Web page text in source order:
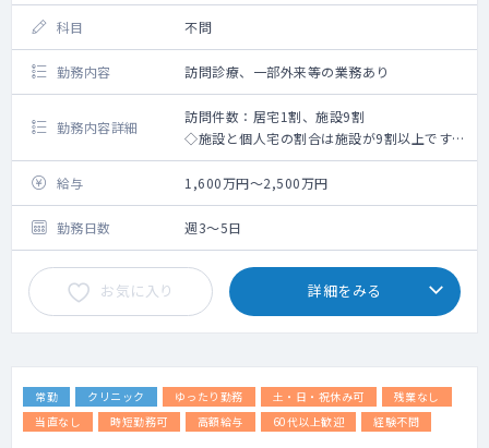
科目 不問
勤務内容 訪問診療、一部外来等の業務あり
勤務内容詳細
訪問件数：居宅1割、施設9割
◇施設と個人宅の割合は施設が9割以上です。
※今後、個人宅の対応増加の可能性あり
◇看護師・事務員の同行：有
◇受け持ち患者数：主治医100～300名程度/
月(相談可)
◇週3～4での契約や、16時終了・15時終了等
の時短勤務の検討が可能です！
◇電子カルテ：BML -メディカルステーショ
ン-
給与 1,600万円～2,500万円
勤務日数 週3～5日
お気に入り 詳細をみる
常勤 クリニック ゆったり勤務 土・日・祝休み可
残業なし
当直なし
時短勤務可 高額給与 60代以上歓迎 経験不問